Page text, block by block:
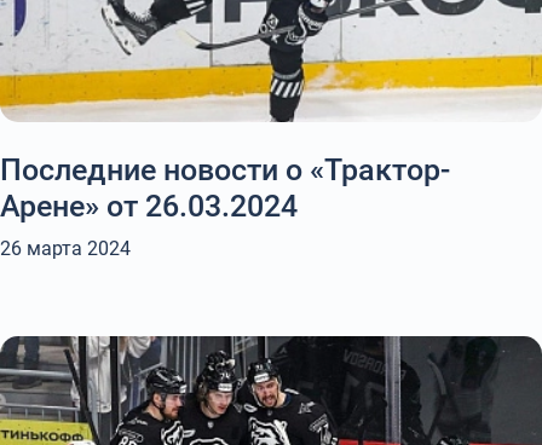
Последние новости о «Трактор-
Арене» от 26.03.2024
26 марта 2024